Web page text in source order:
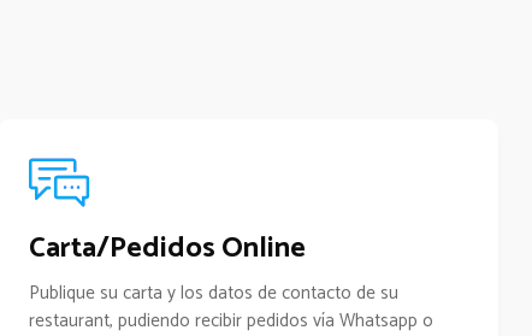
Carta/Pedidos Online
Publique su carta y los datos de contacto de su
restaurant, pudiendo recibir pedidos vía Whatsapp o